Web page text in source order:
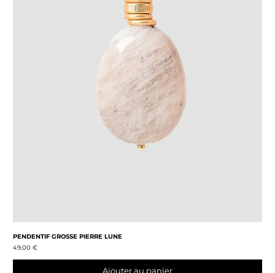
PENDENTIF GROSSE PIERRE LUNE
Prix
49,00 €
Ajouter au panier